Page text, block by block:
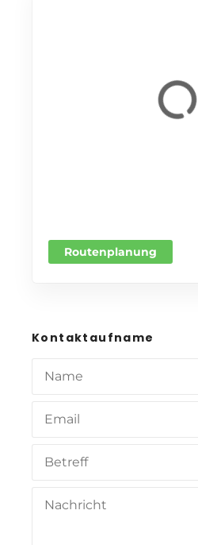
Routenplanung
Kontaktaufname